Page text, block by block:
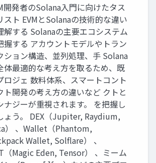
開発者のSolana入門に向けたタス
スト EVMとSolanaの技術的な違い
解する Solanaの主要エコシステム
握する アカウントモデルやトラン
ション構造、並列処理、手 Solana
体最適的な考え方を取るため、既
ロジェ 数料体系、スマートコント
ト開発の考え方の違いなど クトと
ナジーが重視されます。 を把握し
ょう。 DEX（Jupiter, Raydium,
） 、Wallet（Phantom,
Wallet, Solflare） 、
（Magic Eden, Tensor） 、ミーム